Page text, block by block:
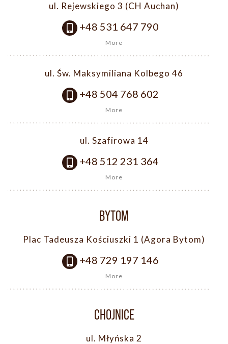
ul. Rejewskiego 3 (CH Auchan)
+48 531 647 790
More
ul. Św. Maksymiliana Kolbego 46
+48 504 768 602
More
ul. Szafirowa 14
+48 512 231 364
More
BYTOM
Plac Tadeusza Kościuszki 1 (Agora Bytom)
+48 729 197 146
More
CHOJNICE
ul. Młyńska 2